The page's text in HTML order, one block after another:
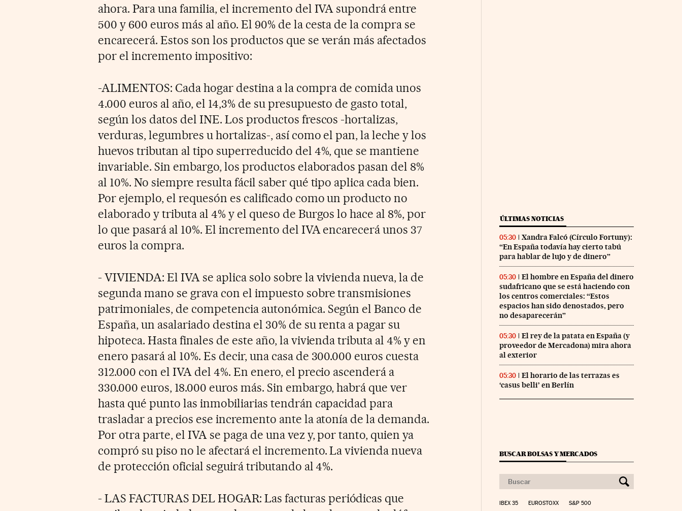
ahora. Para una familia, el incremento del IVA supondrá entre
500 y 600 euros más al año. El 90% de la cesta de la compra se
encarecerá. Estos son los productos que se verán más afectados
por el incremento impositivo:
-ALIMENTOS: Cada hogar destina a la compra de comida unos
4.000 euros al año, el 14,3% de su presupuesto de gasto total,
según los datos del INE. Los productos frescos -hortalizas,
verduras, legumbres u hortalizas-, así como el pan, la leche y los
huevos tributan al tipo superreducido del 4%, que se mantiene
invariable. Sin embargo, los productos elaborados pasan del 8%
al 10%. No siempre resulta fácil saber qué tipo aplica cada bien.
Por ejemplo, el requesón es calificado como un producto no
elaborado y tributa al 4% y el queso de Burgos lo hace al 8%, por
lo que pasará al 10%. El incremento del IVA encarecerá unos 37
euros la compra.
- VIVIENDA: El IVA se aplica solo sobre la vivienda nueva, la de
segunda mano se grava con el impuesto sobre transmisiones
patrimoniales, de competencia autonómica. Según el Banco de
España, un asalariado destina el 30% de su renta a pagar su
hipoteca. Hasta finales de este año, la vivienda tributa al 4% y en
enero pasará al 10%. Es decir, una casa de 300.000 euros cuesta
312.000 con el IVA del 4%. En enero, el precio ascenderá a
330.000 euros, 18.000 euros más. Sin embargo, habrá que ver
hasta qué punto las inmobiliarias tendrán capacidad para
trasladar a precios ese incremento ante la atonía de la demanda.
Por otra parte, el IVA se paga de una vez y, por tanto, quien ya
compró su piso no le afectará el incremento. La vivienda nueva
de protección oficial seguirá tributando al 4%.
- LAS FACTURAS DEL HOGAR: Las facturas periódicas que
ÚLTIMAS NOTICIAS
05:30
Xandra Falcó (Círculo Fortuny):
“En España todavía hay cierto tabú
para hablar de lujo y de dinero”
05:30
El hombre en España del dinero
sudafricano que se está haciendo con
los centros comerciales: “Estos
espacios han sido denostados, pero
no desaparecerán”
05:30
El rey de la patata en España (y
proveedor de Mercadona) mira ahora
al exterior
05:30
El horario de las terrazas es
‘casus belli’ en Berlín
BUSCAR BOLSAS Y MERCADOS
IBEX 35 EUROSTOXX S&P 500